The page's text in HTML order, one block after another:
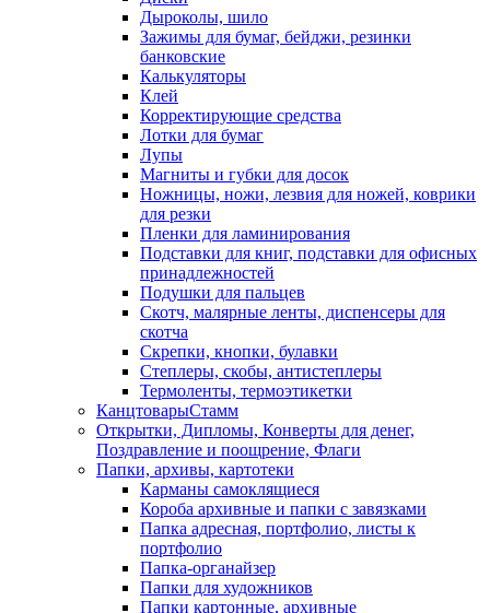
Дыроколы, шило
Зажимы для бумаг, бейджи, резинки
банковские
Калькуляторы
Клей
Корректирующие средства
Лотки для бумаг
Лупы
Магниты и губки для досок
Ножницы, ножи, лезвия для ножей, коврики
для резки
Пленки для ламинирования
Подставки для книг, подставки для офисных
принадлежностей
Подушки для пальцев
Скотч, малярные ленты, диспенсеры для
скотча
Скрепки, кнопки, булавки
Степлеры, скобы, антистеплеры
Термоленты, термоэтикетки
КанцтоварыСтамм
Открытки, Дипломы, Конверты для денег,
Поздравление и поощрение, Флаги
Папки, архивы, картотеки
Карманы самоклящиеся
Короба архивные и папки с завязками
Папка адресная, портфолио, листы к
портфолио
Папка-органайзер
Папки для художников
Папки картонные, архивные